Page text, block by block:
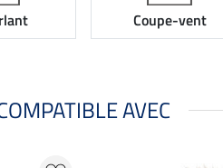
Coupe-vent
AVEC